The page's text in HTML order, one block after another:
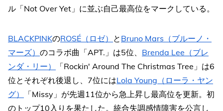
ル「Not Over Yet」に並ぶ自己最高位をマークしている。
BLACKPINKのROSÉ（ロゼ） と Bruno Mars（ブルーノ・
マーズ） のコラボ曲「APT.」は5位、 Brenda Lee（ブレ
ンダ・リー）
「Rockin' Around The Christmas Tree」は6
位とそれぞれ後退し、7位にはLola Young（ローラ・ヤン
グ）
「Missy」が先週11位から急上昇し最高位を更新。初
のトップ10入りを果たした。統合失調感情障害を公言し